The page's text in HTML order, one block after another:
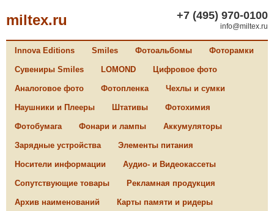
miltex.ru +7 (495) 970-0100
info@miltex.ru
Innova Editions Smiles Фотоальбомы Фоторамки
Сувениры Smiles LOMOND Цифровое фото
Аналоговое фото Фотопленка Чехлы и сумки
Наушники и Плееры Штативы Фотохимия
Фотобумага Фонари и лампы Аккумуляторы
Зарядные устройства Элементы питания
Носители информации Аудио- и Видеокассеты
Сопутствующие товары Рекламная продукция
Архив наименований Карты памяти и ридеры